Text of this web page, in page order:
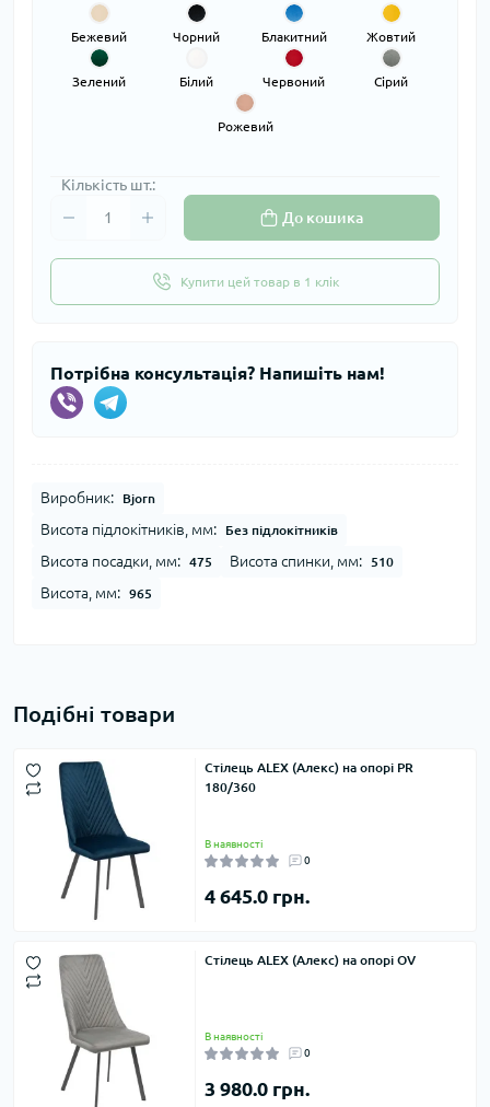
Бежевий Чорний Блакитний Жовтий
Зелений Білий Червоний Сірий
Рожевий
Кількість шт.:
До кошика
Купити цей товар в 1 клік
Потрібна консультація? Напишіть нам!
Виробник: Bjorn
Висота підлокітників, мм: Без підлокітників
Висота посадки, мм: 475 Висота спинки, мм: 510
Висота, мм: 965
Подібні товари
Стілець ALEX (Алекс) на опорі PR
180/360
В наявності
0
4 645.0 грн.
Стілець ALEX (Алекс) на опорі OV
В наявності
0
3 980.0 грн.